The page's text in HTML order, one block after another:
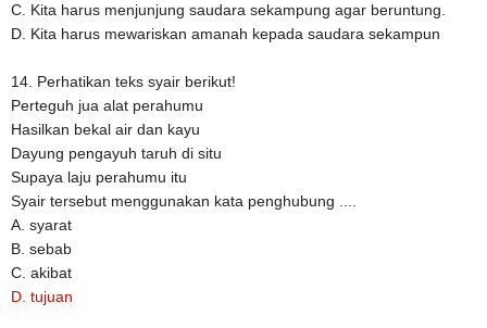
C. Kita harus menjunjung saudara sekampung agar beruntung.
D. Kita harus mewariskan amanah kepada saudara sekampun
14. Perhatikan teks syair berikut!
Perteguh jua alat perahumu
Hasilkan bekal air dan kayu
Dayung pengayuh taruh di situ
Supaya laju perahumu itu
Syair tersebut menggunakan kata penghubung ....
A. syarat
B. sebab
C. akibat
D. tujuan